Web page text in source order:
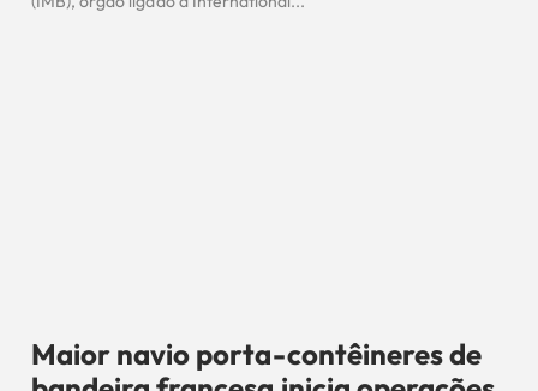
Maior navio porta-contêineres de